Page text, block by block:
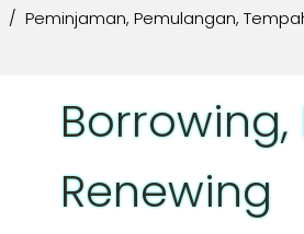
Peminjaman, Pemulangan,
Borrowing,
Renewing